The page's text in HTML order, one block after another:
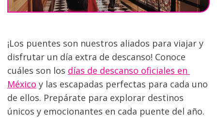
¡Los puentes son nuestros aliados para viajar y
disfrutar un día extra de descanso! Conoce
cuáles son los días de descanso oficiales en
México y las escapadas perfectas para cada uno
de ellos. Prepárate para explorar destinos
únicos y emocionantes en cada puente del año.